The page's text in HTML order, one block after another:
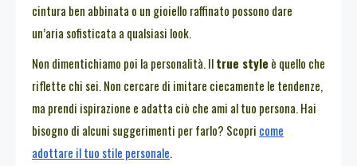
cintura ben abbinata o un gioiello raffinato possono dare
un’aria sofisticata a qualsiasi look.
Non dimentichiamo poi la personalità. Iltrue style è quello che
riflette chi sei. Non cercare di imitare ciecamente le tendenze,
ma prendi ispirazione e adatta ciò che ami al tuo persona. Hai
bisogno di alcuni suggerimenti per farlo? Scopri come
adottare il tuo stile personale.